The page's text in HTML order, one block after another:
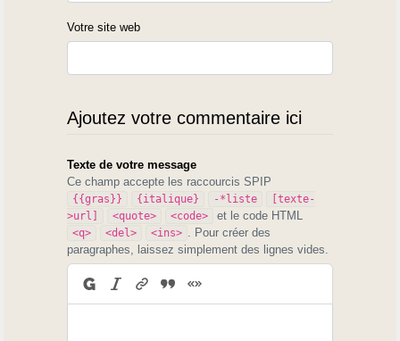
Votre site web
Ajoutez votre commentaire ici
Texte de votre message
Ce champ accepte les raccourcis SPIP
{{gras}} {italique} -*liste
[texte-
>url]
<quote> <code> et le code HTML
<q> <del> <ins>
. Pour créer des
paragraphes, laissez simplement des lignes vides.